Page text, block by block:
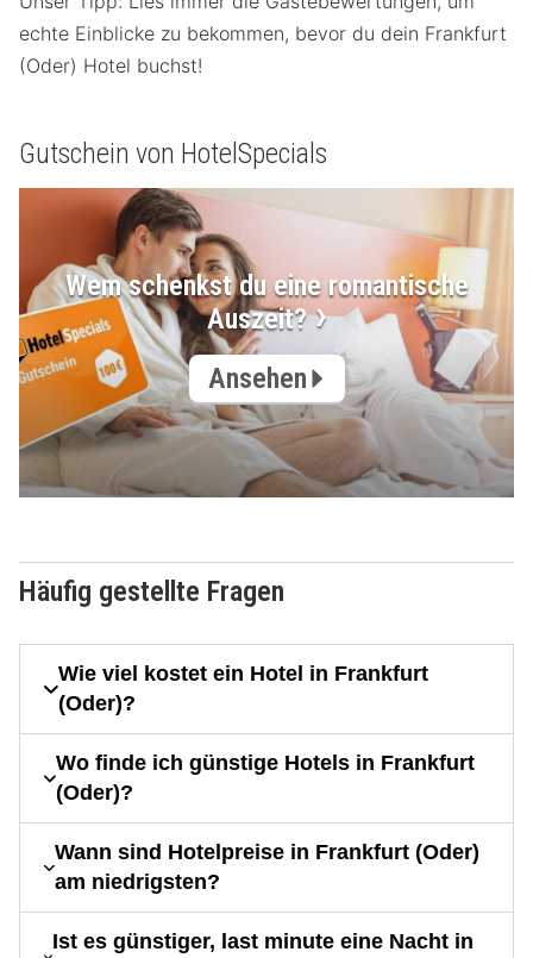
echte Einblicke zu bekommen, bevor du dein Frankfurt
(Oder) Hotel buchst!
Gutschein von HotelSpecials
Wem schenkst du eine romantische
Auszeit?
Ansehen
Häufig gestellte Fragen
Wie viel kostet ein Hotel in Frankfurt
(Oder)?
Wo finde ich günstige Hotels in Frankfurt
(Oder)?
Wann sind Hotelpreise in Frankfurt (Oder)
am niedrigsten?
Ist es günstiger, last minute eine Nacht in